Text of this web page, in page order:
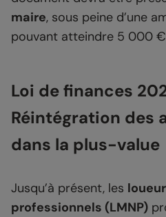
maire, sous peine d’une
pouvant atteindre 5 000
Loi de finances
Réintégration des
dans la plus-value
Jusqu’à présent, les
professionnels (LMNP)